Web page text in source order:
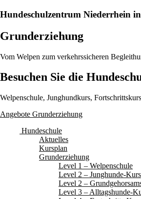
Hundeschulzentrum Niederrhein
Grunderziehung
Vom Welpen zum verkehrssicheren
Besuchen Sie die
Welpenschule, Junghundkurs,
Angebote Grunderziehung
Hundeschule
Aktuelles
Kursplan
Grunderziehung
Level 1 – Welpenschule
Level 2 – Junghunde-Kurs
Level 2 –
Level 3 – Alltagshunde-